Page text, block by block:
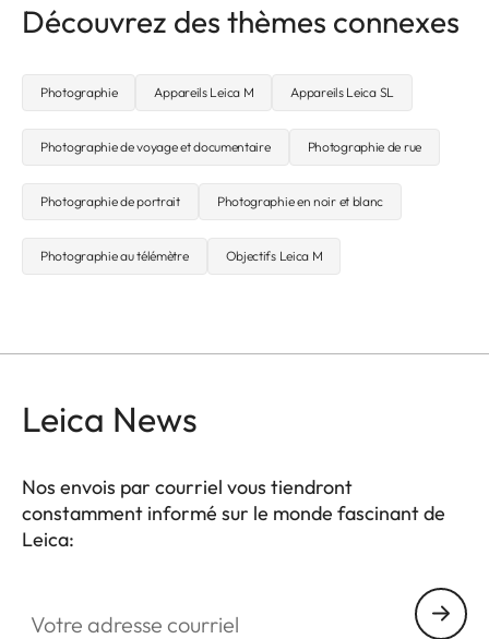
Découvrez des thèmes connexes
Photographie Appareils Leica M Appareils Leica SL
Photographie de voyage et documentaire Photographie de rue
Photographie de portrait Photographie en noir et blanc
Photographie au télémètre Objectifs Leica M
Leica News
Nos envois par courriel vous tiendront
constamment informé sur le monde fascinant de
Leica: